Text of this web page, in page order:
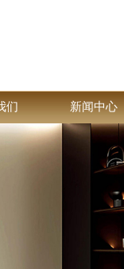
们 新闻中心